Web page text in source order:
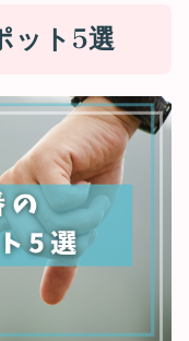
ット5選